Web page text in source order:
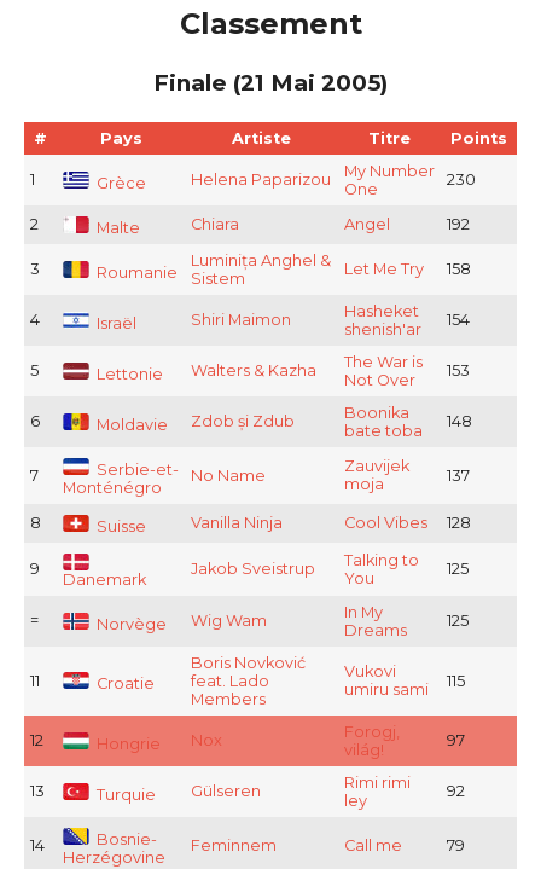
Classement
Finale (21 Mai 2005)
# Pays Artiste Titre Points
1 Grèce Helena Paparizou
My Number
One
230
2 Malte Chiara Angel 192
3 Roumanie
Luminița Anghel &
Sistem
Let Me Try 158
4 Israël Shiri Maimon
Hasheket
shenish'ar
154
5 Lettonie Walters & Kazha
The War is
Not Over
153
6 Moldavie Zdob și Zdub
Boonika
bate toba
148
7
Serbie-et-
Monténégro
No Name
Zauvijek
moja
137
8 Suisse Vanilla Ninja Cool Vibes 128
9
Danemark
Jakob Sveistrup
Talking to
You
125
= Norvège Wig Wam
In My
Dreams
125
11 Croatie
Boris Novković
feat. Lado
Members
Vukovi
umiru sami
115
12 Hongrie Nox
Forogj,
világ!
97
13 Turquie Gülseren
Rimi rimi
ley
92
14
Bosnie-
Herzégovine
Feminnem Call me 79